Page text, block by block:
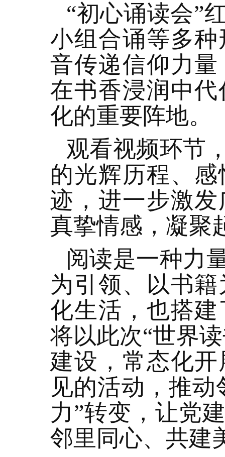
“初心诵读会”
小组合诵等多
音传递信仰力
在书香浸润中
化的重要阵地。
观看视频环节
的光辉历程、
迹，进一步激
真挚情感，凝聚
阅读是一种力
为引领、以书
化生活，也搭
将以此次“世界
建设，常态化
见的活动，推
力”转变，让党
邻里同心、共建